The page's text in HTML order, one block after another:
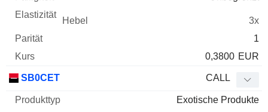
3x
1
0,3800 EUR
SB0CET CALL
Exotische Produkte